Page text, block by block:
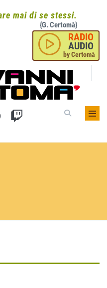
mai di se stessi.
{G. Certomà}
RADIO
AUDIO
by Certomà